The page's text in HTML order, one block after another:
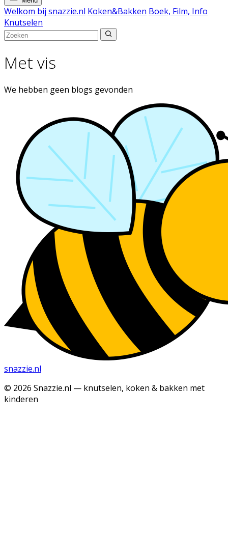
Welkom bij snazzie.nl Koken&Bakken Boek, Film, Info
Knutselen
Met vis
We hebben geen blogs gevonden
snazzie.nl
© 2026 Snazzie.nl — knutselen, koken & bakken met
kinderen